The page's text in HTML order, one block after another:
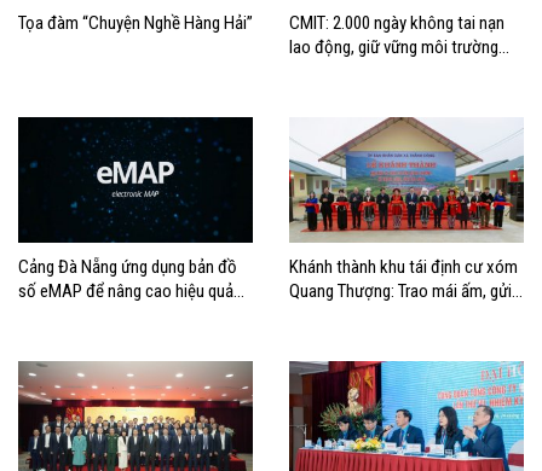
Tọa đàm “Chuyện Nghề Hàng Hải”
CMIT: 2.000 ngày không tai nạn
lao động, giữ vững môi trường
Cảng Đà Nẵng ứng dụng bản đồ
số eMAP để nâng cao hiệu quả
Khánh thành khu tái định cư xóm
Quang Thượng: Trao mái ấm, gửi